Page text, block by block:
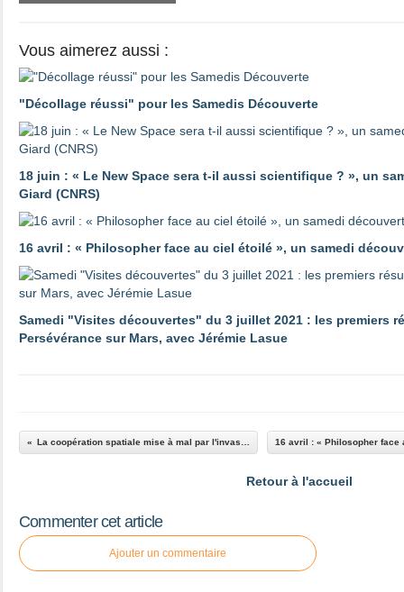
Vous aimerez aussi :
"Décollage réussi" pour les Samedis Découverte
18 juin : « Le New Space sera t-il aussi scientifique ? », un
Giard (CNRS)
16 avril : « Philosopher face au ciel étoilé », un samedi
Samedi "Visites découvertes" du 3 juillet 2021 : les premiers
Persévérance sur Mars, avec Jérémie Lasue
Retour à l'accueil
Commenter cet article
Ajouter un commentaire